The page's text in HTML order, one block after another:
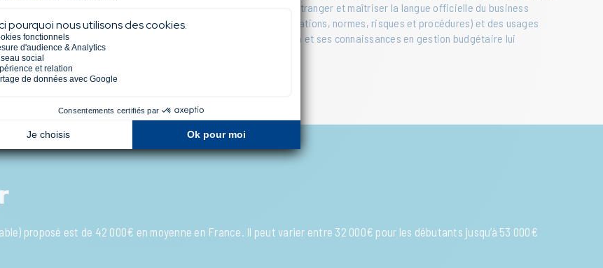
Vous serez mobile pour effectuer vos déplacements à l’étranger et maîtriser la langue officielle du business
La maîtrise du commerce international (transport, règlementations, normes, risques et procédures) et des usages
. Son goût pour les challenges, ses capacités de négociation et ses connaissances en gestion budgétaire lui
preuve de d’autonomie, d’organisation et de rigueur.
proposé est de 42 000€ en moyenne en France. Il peut varier entre 32 000€ pour les débutants jusqu’à 53 000€